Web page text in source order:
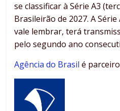
se classificar à Série A3
Brasileirão de 2027. A
vale lembrar, terá
pelo segundo ano
Agência do Brasil é